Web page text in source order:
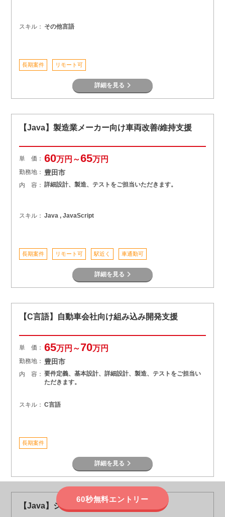
スキル： その他言語
長期案件 リモート可
詳細を見る
【Java】製造業メーカー向け車両改善/維持支援
単 価： 60万円～65万円
勤務地： 豊田市
内 容： 詳細設計、製造、テストをご担当いただきます。
スキル： Java , JavaScript
長期案件 リモート可 駅近く 車通勤可
詳細を見る
【C言語】自動車会社向け組み込み開発支援
単 価： 65万円～70万円
勤務地： 豊田市
内 容： 要件定義、基本設計、詳細設計、製造、テストをご担当い
ただきます。
スキル： C言語
長期案件
詳細を見る
【Java】システム改修支援
60秒無料エントリー